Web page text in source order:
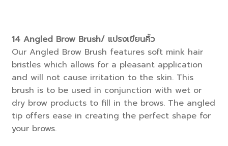
14Angled Brow Brush/ แปรงเขียนคิ้ว
Our Angled Brow Brush features soft mink hair
bristles which allows for a pleasant application
and will not cause irritation to the skin. This
brush is to be used in conjunction with wet or
dry brow products to fill in the brows. The angled
tip offers ease in creating the perfect shape for
your brows.